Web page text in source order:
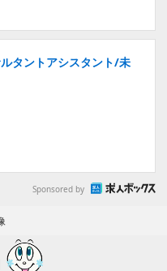
タントアシスタント/未
Sponsored by